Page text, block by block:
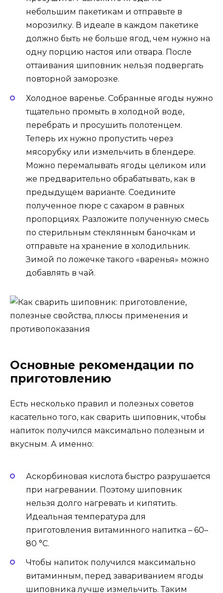
небольшим пакетикам и отправьте в
морозилку. В идеале в каждом пакетике
должно быть не больше ягод, чем нужно на
одну порцию настоя или отвара. После
оттаивания шиповник нельзя подвергать
повторной заморозке.
Холодное варенье. Собранные ягоды нужно
тщательно промыть в холодной воде,
перебрать и просушить полотенцем.
Теперь их нужно пропустить через
мясорубку или измельчить в блендере.
Можно перемалывать ягоды целиком или
же предварительно обрабатывать, как в
предыдущем варианте. Соедините
полученное пюре с сахаром в равных
пропорциях. Разложите полученную смесь
по стерильным стеклянным баночкам и
отправьте на хранение в холодильник.
Зимой по ложечке такого «варенья» можно
добавлять в чай.
Основные рекомендации по
приготовлению
Есть несколько правил и полезных советов
касательно того, как сварить шиповник, чтобы
напиток получился максимально полезным и
вкусным. А именно:
Аскорбиновая кислота быстро разрушается
при нагревании. Поэтому шиповник
нельзя долго нагревать и кипятить.
Идеальная температура для
приготовления витаминного напитка – 60–
80 °C.
Чтобы напиток получился максимально
витаминным, перед завариванием ягоды
шиповника лучше измельчить. Таким